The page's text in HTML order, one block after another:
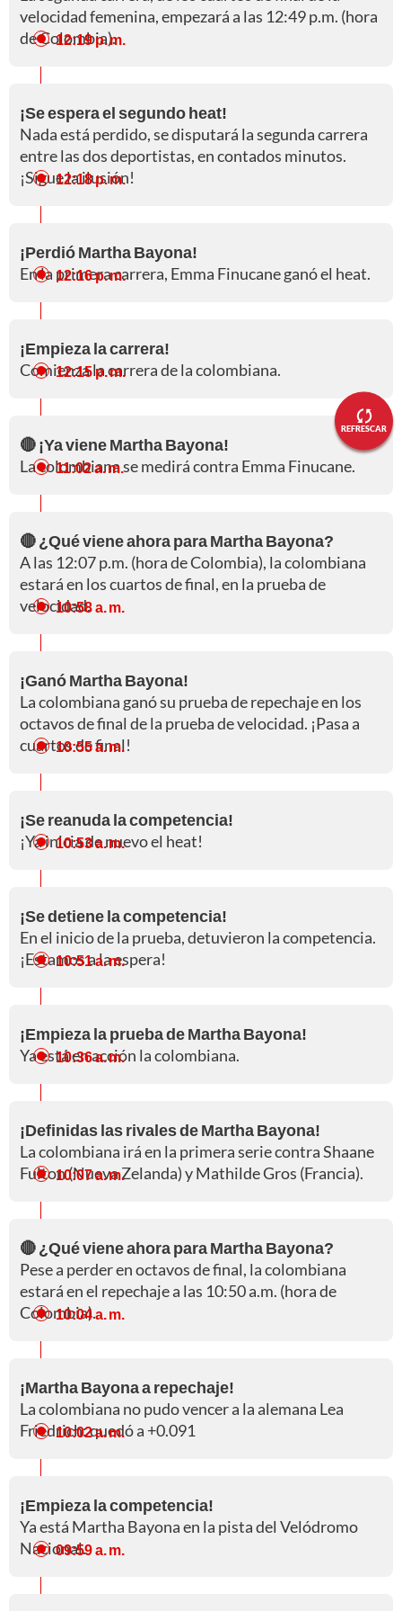
REFRESCAR
velocidad femenina, empezará a las 12:49 p.m. (hora
de Colombia).
12:19 p. m.
¡Se espera el segundo heat!
Nada está perdido, se disputará la segunda carrera
entre las dos deportistas, en contados minutos.
¡Sigue la ilusión!
12:18 p. m.
¡Perdió Martha Bayona!
En la primera carrera, Emma Finucane ganó el heat.
12:16 p. m.
¡Empieza la carrera!
Comienza la carrera de la colombiana.
12:15 p. m.
🔴 ¡Ya viene Martha Bayona!
La colombiana se medirá contra Emma Finucane.
11:02 a. m.
🔴 ¿Qué viene ahora para Martha Bayona?
A las 12:07 p.m. (hora de Colombia), la colombiana
estará en los cuartos de final, en la prueba de
velocidad.
10:58 a. m.
¡Ganó Martha Bayona!
La colombiana ganó su prueba de repechaje en los
octavos de final de la prueba de velocidad. ¡Pasa a
cuartos de final!
10:55 a. m.
¡Se reanuda la competencia!
¡Ya inicia de nuevo el heat!
10:53 a. m.
¡Se detiene la competencia!
En el inicio de la prueba, detuvieron la competencia.
¡Estamos a la espera!
10:51 a. m.
¡Empieza la prueba de Martha Bayona!
Ya está en acción la colombiana.
10:36 a. m.
¡Definidas las rivales de Martha Bayona!
La colombiana irá en la primera serie contra Shaane
Fulton (Nueva Zelanda) y Mathilde Gros (Francia).
10:07 a. m.
🔴 ¿Qué viene ahora para Martha Bayona?
Pese a perder en octavos de final, la colombiana
estará en el repechaje a las 10:50 a.m. (hora de
Colombia).
10:04 a. m.
¡Martha Bayona a repechaje!
La colombiana no pudo vencer a la alemana Lea
Friedrich: quedó a +0.091
10:02 a. m.
¡Empieza la competencia!
Ya está Martha Bayona en la pista del Velódromo
Nacional.09:59 a. m.